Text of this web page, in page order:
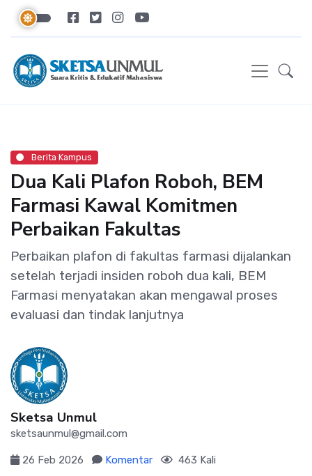
Berita Kampus
Dua Kali Plafon Roboh, BEM
Farmasi Kawal Komitmen
Perbaikan Fakultas
Perbaikan plafon di fakultas farmasi dijalankan
setelah terjadi insiden roboh dua kali, BEM
Farmasi menyatakan akan mengawal proses
evaluasi dan tindak lanjutnya
Sketsa Unmul
sketsaunmul@gmail.com
26 Feb 2026 Komentar 463 Kali